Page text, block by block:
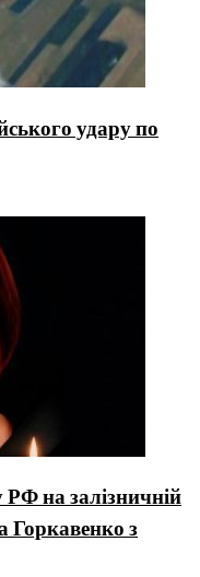
удару по
РФ на залізничній
Горкавенко з